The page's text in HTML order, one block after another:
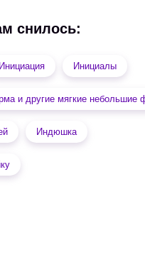
снилось:
Инициация Инициалы
и другие мягкие небольшие
Индюшка